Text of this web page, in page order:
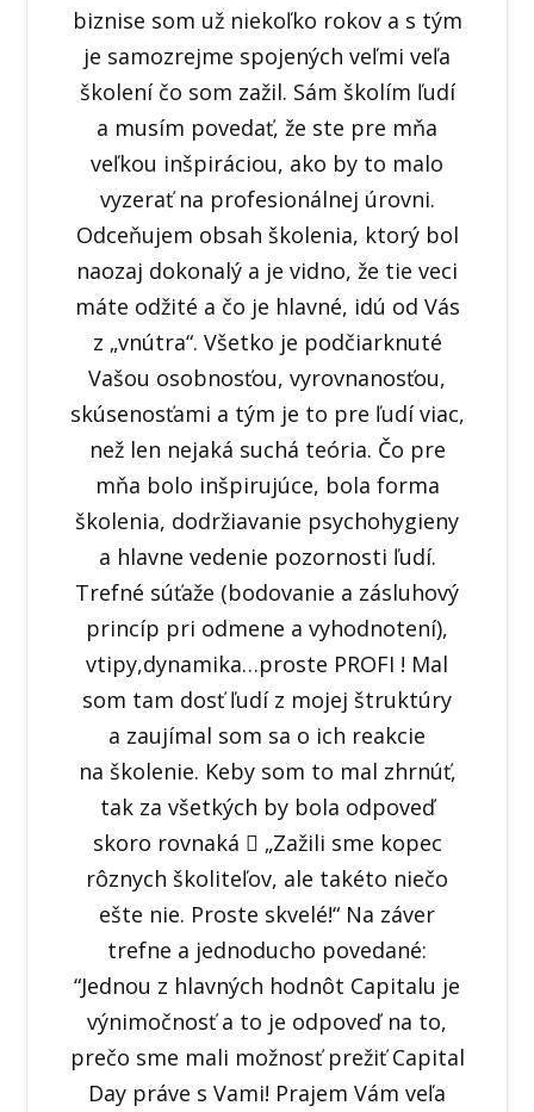
biznise som už niekoľko rokov a s tým
je samozrejme spojených veľmi veľa
školení čo som zažil. Sám školím ľudí
a musím povedať, že ste pre mňa
veľkou inšpiráciou, ako by to malo
vyzerať na profesionálnej úrovni.
Odceňujem obsah školenia, ktorý bol
naozaj dokonalý a je vidno, že tie veci
máte odžité a čo je hlavné, idú od Vás
z „vnútra“. Všetko je podčiarknuté
Vašou osobnosťou, vyrovnanosťou,
skúsenosťami a tým je to pre ľudí viac,
než len nejaká suchá teória. Čo pre
mňa bolo inšpirujúce, bola forma
školenia, dodržiavanie psychohygieny
a hlavne vedenie pozornosti ľudí.
Trefné súťaže (bodovanie a zásluhový
princíp pri odmene a vyhodnotení),
vtipy,dynamika…proste PROFI ! Mal
som tam dosť ľudí z mojej štruktúry
a zaujímal som sa o ich reakcie
na školenie. Keby som to mal zhrnúť,
tak za všetkých by bola odpoveď
skoro rovnaká  „Zažili sme kopec
rôznych školiteľov, ale takéto niečo
ešte nie. Proste skvelé!“ Na záver
trefne a jednoducho povedané:
“Jednou z hlavných hodnôt Capitalu je
výnimočnosť a to je odpoveď na to,
prečo sme mali možnosť prežiť Capital
Day práve s Vami! Prajem Vám veľa